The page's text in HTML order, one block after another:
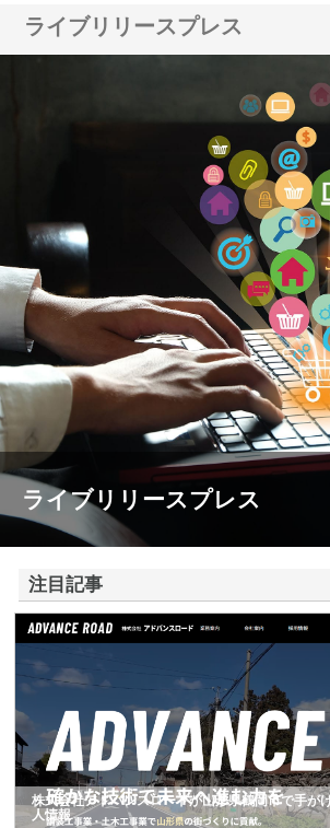
ライブリリースプレス
ライブリリースプレス
注目記事
株式会社アドバンスロードが山形県鶴岡市で手が
人情報